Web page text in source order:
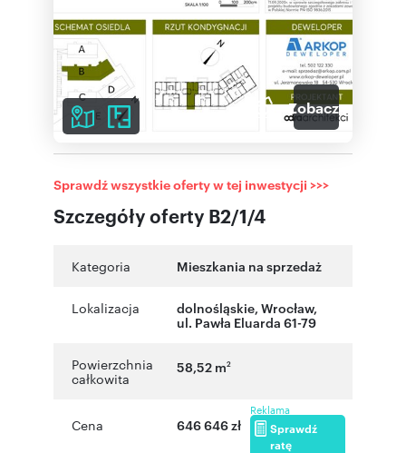
Zobacz galerię
Szczegóły oferty B2/1/4
Sprawdź wszystkie oferty w tej inwestycji >>>
Kategoria Mieszkania na sprzedaż
Lokalizacja dolnośląskie, Wrocław,
ul. Pawła Eluarda 61-79
Powierzchnia
całkowita
58,52 m2
Cena 646 646 zł
Reklama
Sprawdź
ratę